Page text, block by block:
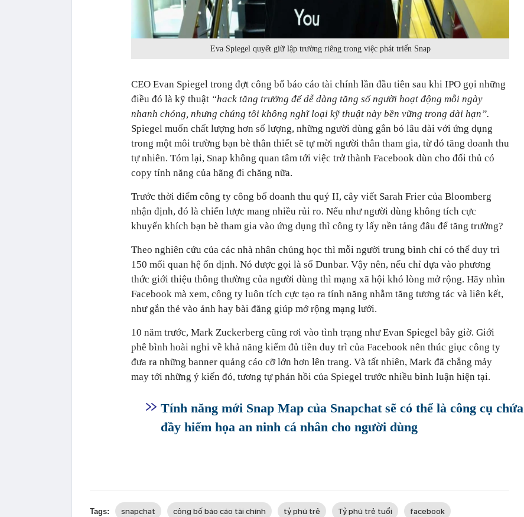
Eva Spiegel quyết giữ lập trường riêng trong việc phát triển Snap
CEO Evan Spiegel trong đợt công bố báo cáo tài chính lần đầu tiên sau khi IPO gọi những
điều đó là kỹ thuật “hack tăng trưởng để dễ dàng tăng số người hoạt động mỗi ngày
nhanh chóng, nhưng chúng tôi không nghĩ loại kỹ thuật này bền vững trong dài hạn”.
Spiegel muốn chất lượng hơn số lượng, những người dùng gắn bó lâu dài với ứng dụng
trong một môi trường bạn bè thân thiết sẽ tự mời người thân tham gia, từ đó tăng doanh thu
tự nhiên. Tóm lại, Snap không quan tâm tới việc trở thành Facebook dùn cho đối thủ có
copy tính năng của hãng đi chăng nữa.
Trước thời điểm công ty công bố doanh thu quý II, cây viết Sarah Frier của Bloomberg
nhận định, đó là chiến lược mang nhiều rủi ro. Nếu như người dùng không tích cực
khuyến khích bạn bè tham gia vào ứng dụng thì công ty lấy nền tảng đâu để tăng trưởng?
Theo nghiên cứu của các nhà nhân chủng học thì mỗi người trung bình chỉ có thể duy trì
150 mối quan hệ ổn định. Nó được gọi là số Dunbar. Vậy nên, nếu chỉ dựa vào phương
thức giới thiệu thông thường của người dùng thì mạng xã hội khó lòng mở rộng. Hãy nhìn
Facebook mà xem, công ty luôn tích cực tạo ra tính năng nhằm tăng tương tác và liên kết,
như gắn thẻ vào ảnh hay bài đăng giúp mở rộng mạng lưới.
10 năm trước, Mark Zuckerberg cũng rơi vào tình trạng như Evan Spiegel bây giờ. Giới
phê bình hoài nghi về khả năng kiếm đủ tiền duy trì của Facebook nên thúc giục công ty
đưa ra những banner quảng cáo cỡ lớn hơn lên trang. Và tất nhiên, Mark đã chẳng mảy
may tới những ý kiến đó, tương tự phản hồi của Spiegel trước nhiều bình luận hiện tại.
Tính năng mới Snap Map của Snapchat sẽ có thể là công cụ chứa
đầy hiểm họa an ninh cá nhân cho người dùng
Tags: snapchat công bố báo cáo tài chính tỷ phú trẻ Tỷ phú trẻ tuổi facebook